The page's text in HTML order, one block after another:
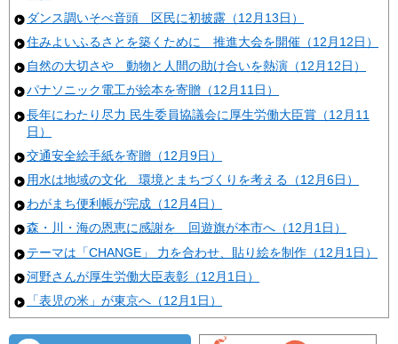
ダンス調いそべ音頭 区民に初披露（12月13日）
住みよいふるさとを築くために 推進大会を開催（12月12日）
自然の大切さや 動物と人間の助け合いを熱演（12月12日）
パナソニック電工が絵本を寄贈（12月11日）
長年にわたり尽力 民生委員協議会に厚生労働大臣賞（12月11
日）
交通安全絵手紙を寄贈（12月9日）
用水は地域の文化 環境とまちづくりを考える（12月6日）
わがまち便利帳が完成（12月4日）
森・川・海の恩恵に感謝を 回遊旗が本市へ（12月1日）
テーマは「CHANGE」 力を合わせ、貼り絵を制作（12月1日）
河野さんが厚生労働大臣表彰（12月1日）
「表児の米」が東京へ（12月1日）